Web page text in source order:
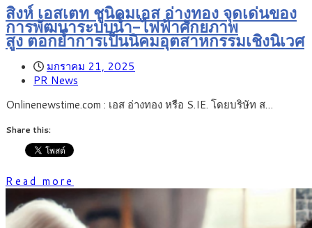
สิงห์ เอสเตท ชูนิคมเอส อ่างทอง จุดเด่นของ
การพัฒนาระบบน้ำ-ไฟฟ้าศักยภาพ
สูง ตอกย้ำการเป็นนิคมอุตสาหกรรมเชิงนิเวศ
มกราคม 21, 2025
PR News
Onlinenewstime.com : เอส อ่างทอง หรือ S.IE. โดยบริษัท ส…
Share this:
Read more